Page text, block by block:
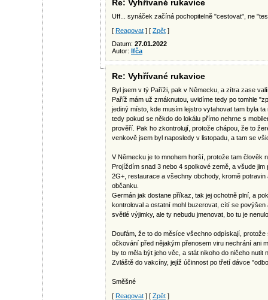
Re: Vyhřívané rukavice
Uff... synáček začíná pochopitelně "cestovat", ne
[ Reagovat ] [ Zpět ]
Datum: 27.01.2022
Autor: Ifča
Re: Vyhřívané rukavice
Byl jsem v tý Paříži, pak v Německu, a zítra zase
Paříž mám už zmáknutou, uvidíme tedy po tomhle
jediný místo, kde musím lejstro vytahovat tam byla
tedy pokud se někdo do lokálu přímo nehrne s
prověří. Pak ho zkontrolují, protože chápou, že to
venkově jsem byl naposledy v listopadu, a tam se
V Německu je to mnohem horší, protože tam člověk
Projíždím snad 3 nebo 4 spolkové země, a všude jim
2G+, restaurace a všechny obchody, kromě
občanku.
Germán jak dostane příkaz, tak jej ochotně plní, a
kontroloval a ostatní mohl buzerovat, cítí se
světlé výjimky, ale ty nebudu jmenovat, bo tu je
Doufám, že to do měsíce všechno odpískají,
očkování před nějakým přenosem viru nechrání ani
by to měla být jeho věc, a stát nikoho do ničeho nutit
Zvláště do vakcíny, jejíž účinnost po třetí dávce
Směšné
[ Reagovat ] [ Zpět ]